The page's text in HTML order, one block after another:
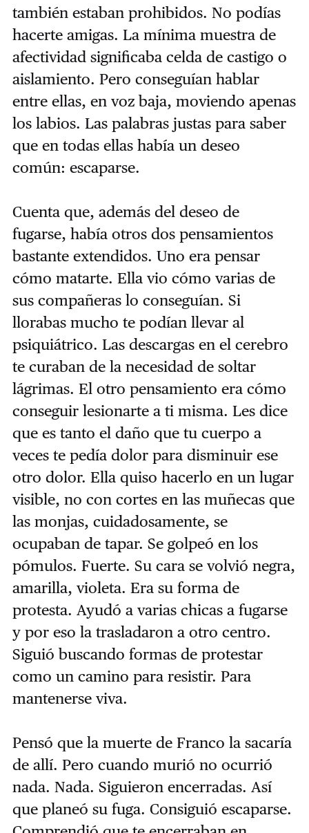
también estaban prohibidos. No podías
hacerte amigas. La mínima muestra de
afectividad significaba celda de castigo o
aislamiento. Pero conseguían hablar
entre ellas, en voz baja, moviendo apenas
los labios. Las palabras justas para saber
que en todas ellas había un deseo
común: escaparse.
Cuenta que, además del deseo de
fugarse, había otros dos pensamientos
bastante extendidos. Uno era pensar
cómo matarte. Ella vio cómo varias de
sus compañeras lo conseguían. Si
llorabas mucho te podían llevar al
psiquiátrico. Las descargas en el cerebro
te curaban de la necesidad de soltar
lágrimas. El otro pensamiento era cómo
conseguir lesionarte a ti misma. Les dice
que es tanto el daño que tu cuerpo a
veces te pedía dolor para disminuir ese
otro dolor. Ella quiso hacerlo en un lugar
visible, no con cortes en las muñecas que
las monjas, cuidadosamente, se
ocupaban de tapar. Se golpeó en los
pómulos. Fuerte. Su cara se volvió negra,
amarilla, violeta. Era su forma de
protesta. Ayudó a varias chicas a fugarse
y por eso la trasladaron a otro centro.
Siguió buscando formas de protestar
como un camino para resistir. Para
mantenerse viva.
Pensó que la muerte de Franco la sacaría
de allí. Pero cuando murió no ocurrió
nada. Nada. Siguieron encerradas. Así
que planeó su fuga. Consiguió escaparse.